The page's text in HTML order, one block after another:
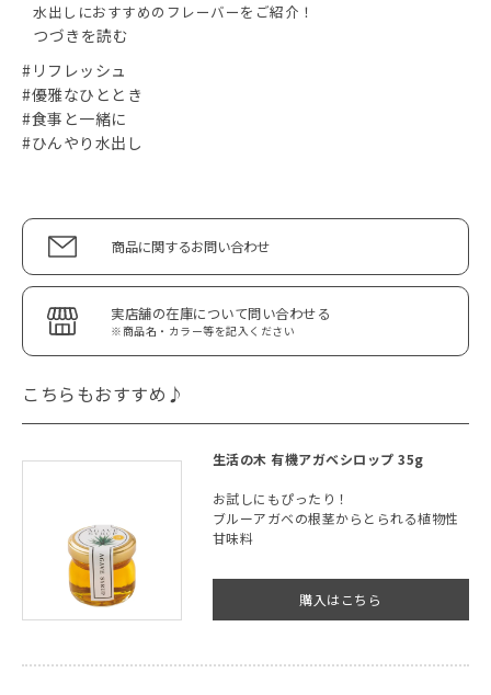
水出しにおすすめのフレーバーをご紹介！
つづきを読む
#リフレッシュ
#優雅なひととき
#食事と一緒に
#ひんやり水出し
商品に関するお問い合わせ
実店舗の在庫について問い合わせる
※商品名・カラー等を記入ください
こちらもおすすめ♪
生活の木 有機アガベシロップ 35g
お試しにもぴったり！
ブルーアガベの根茎からとられる植物性
甘味料
購入はこちら